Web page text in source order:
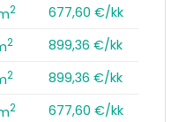
2
677,60 €/kk
2
899,36 €/kk
2
899,36 €/kk
2
677,60 €/kk